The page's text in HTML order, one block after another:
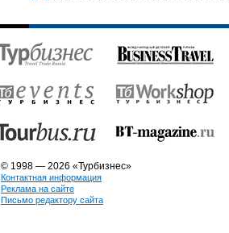
© 1998 — 2026 «Турбизнес»
Контактная информация
Реклама на сайте
Письмо редактору сайта